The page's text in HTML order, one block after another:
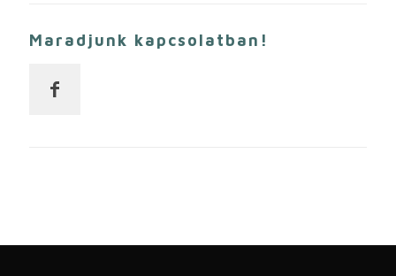
Maradjunk kapcsolatban!